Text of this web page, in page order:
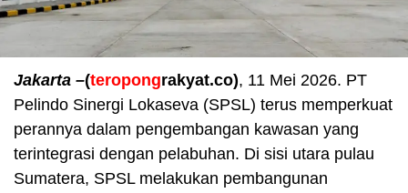
Jakarta –(teropongrakyat.co), 11 Mei 2026. PT
Pelindo Sinergi Lokaseva (SPSL) terus memperkuat
perannya dalam pengembangan kawasan yang
terintegrasi dengan pelabuhan. Di sisi utara pulau
Sumatera, SPSL melakukan pembangunan